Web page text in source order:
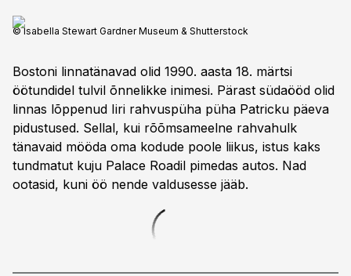
© Isabella Stewart Gardner Museum & Shutterstock
Bostoni linnatänavad olid 1990. aasta 18. märtsi
öötundidel tulvil õnnelikke inimesi. Pärast südaööd olid
linnas lõppenud Iiri rahvuspüha püha Patricku päeva
pidustused. Sellal, kui rõõmsameelne rahvahulk
tänavaid mööda oma kodude poole liikus, istus kaks
tundmatut kuju Palace Roadil pimedas autos. Nad
ootasid, kuni öö nende valdusesse jääb.